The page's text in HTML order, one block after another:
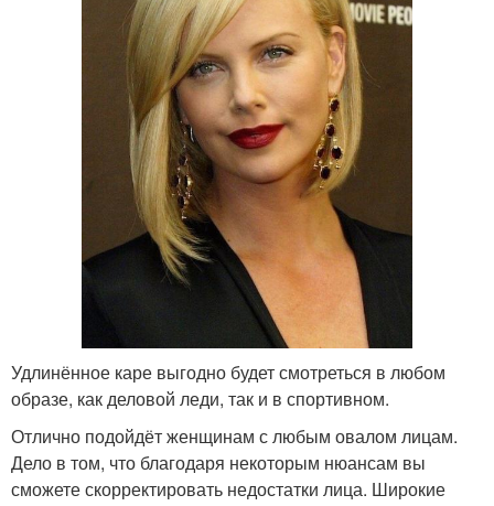
Удлинённое каре выгодно будет смотреться в любом
образе, как деловой леди, так и в спортивном.
Отлично подойдёт женщинам с любым овалом лицам.
Дело в том, что благодаря некоторым нюансам вы
сможете скорректировать недостатки лица. Широкие